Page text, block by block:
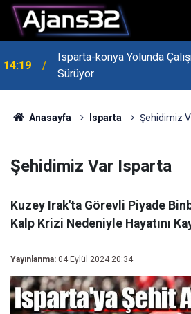
14:19
Isparta-konya Yolunda
Sürüyor
Anasayfa Isparta Şehidimiz
Şehidimiz Var Isparta
Kuzey Irak'ta Görevli Piyade
Kalp Krizi Nedeniyle Hayatını
Yayınlanma: 04 Eylül 2024 20:34